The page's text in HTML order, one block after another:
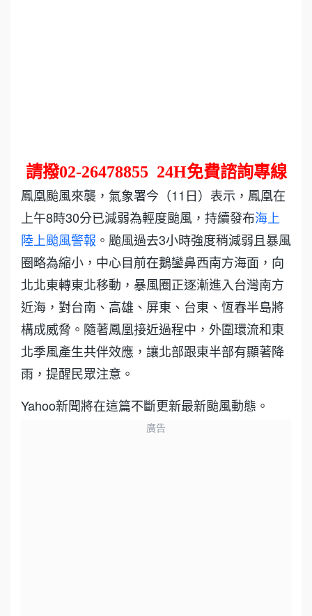
請撥02-26478855 24H免費諮詢專線
鳳凰颱風來襲，氣象署今（11日）表示，鳳凰在
上午8時30分已減弱為輕度颱風，持續發布海上
陸上颱風警報 。颱風過去3小時強度稍減弱且暴風
圈略為縮小，中心目前在鵝鑾鼻西南方海面，向
北北東轉東北移動，暴風圈正逐漸進入台灣南方
近海，對台南、高雄、屏東、台東、恆春半島將
構成威脅。隨著鳳凰接近過程中，外圍環流和東
北季風產生共伴效應，讓北部跟東半部有顯著降
雨，提醒民眾注意。
Yahoo新聞將在這篇不斷更新最新颱風動態。
廣告